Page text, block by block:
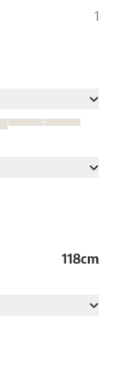
1
Sivá Strieborná
118cm